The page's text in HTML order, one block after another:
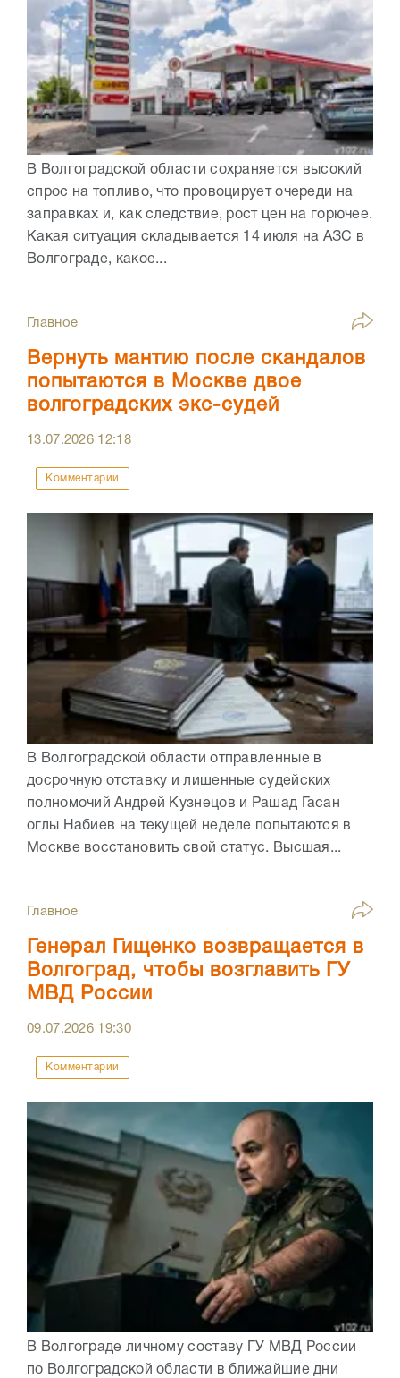
В Волгоградской области сохраняется высокий
спрос на топливо, что провоцирует очереди на
заправках и, как следствие, рост цен на горючее.
Какая ситуация складывается 14 июля на АЗС в
Волгограде, какое...
Главное
Вернуть мантию после скандалов
попытаются в Москве двое
волгоградских экс-судей
13.07.2026 12:18
Комментарии
В Волгоградской области отправленные в
досрочную отставку и лишенные судейских
полномочий Андрей Кузнецов и Рашад Гасан
оглы Набиев на текущей неделе попытаются в
Москве восстановить свой статус. Высшая...
Главное
Генерал Гищенко возвращается в
Волгоград, чтобы возглавить ГУ
МВД России
09.07.2026 19:30
Комментарии
В Волгограде личному составу ГУ МВД России
по Волгоградской области в ближайшие дни